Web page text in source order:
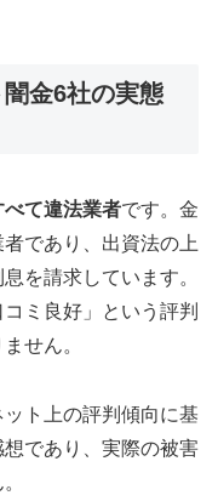
闇金6社の実態
べて違法業者です。金
であり、出資法の上
を請求しています。
ミ良好」という評判
せん。
ト上の評判傾向に基
であり、実際の被害